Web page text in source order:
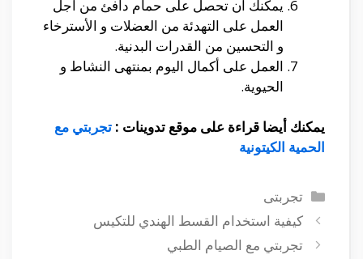
يمكنك أن تحصل على حمام دافئ من أجل
العمل على التهدئة من العضلات و الأسترخاء
و التحسين من القدرات البدنية.
العمل على أكمال اليوم بمنتهى النشاط و
الحيوية.
يمكنك أيضا قراءة على موقع تدوينات : تجربتي مع
الحمية الكيتونية
التصنيفات
تجربتى
كيفية استخدام القسط الهندي للتكيس
تجربتي مع الصيام الطبي